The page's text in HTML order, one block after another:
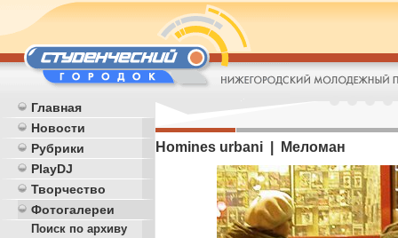
Главная
Новости
Рубрики
PlayDJ
Творчество
Фотогалереи
Поиск по архиву
Homines urbani | Меломан